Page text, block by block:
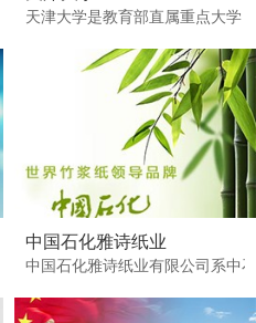
,始建于1998年8月8日，98年托管
天津大学是教育部直属重点大学
的创新型企业。资产总额410亿元
中国石化雅诗纸业
中国石化雅诗纸业有限公司系中